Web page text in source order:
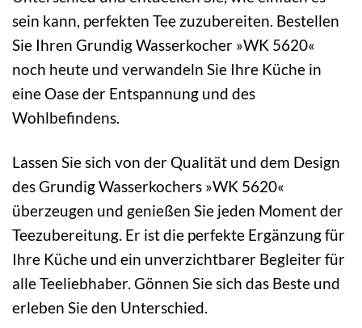
sein kann, perfekten Tee zuzubereiten. Bestellen
Sie Ihren Grundig Wasserkocher »WK 5620«
noch heute und verwandeln Sie Ihre Küche in
eine Oase der Entspannung und des
Wohlbefindens.
Lassen Sie sich von der Qualität und dem Design
des Grundig Wasserkochers »WK 5620«
überzeugen und genießen Sie jeden Moment der
Teezubereitung. Er ist die perfekte Ergänzung für
Ihre Küche und ein unverzichtbarer Begleiter für
alle Teeliebhaber. Gönnen Sie sich das Beste und
erleben Sie den Unterschied.